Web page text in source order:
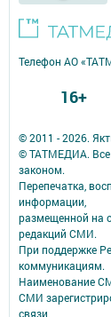
© 2011 - 2026.
© ТАТМЕДИА. Все
законом.
Перепечатка,
информации,
размещенной на
редакций СМИ.
При поддержке
коммуникациям.
Наименование
СМИ
связи,
Телефон АО
16+